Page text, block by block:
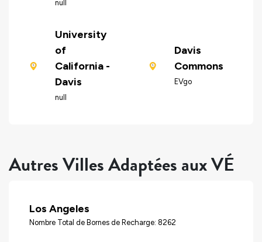
null
University
of
California -
Davis
null
Davis
Commons
EVgo
Autres Villes Adaptées aux VÉ
Los Angeles
Nombre Total de Bornes de Recharge: 8262